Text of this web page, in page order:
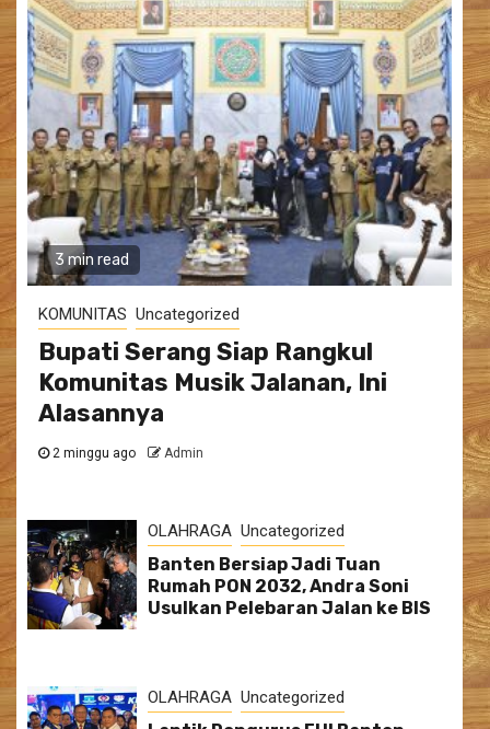
3 min read
KOMUNITAS Uncategorized
Bupati Serang Siap Rangkul
Komunitas Musik Jalanan, Ini
Alasannya
2 minggu ago Admin
OLAHRAGA Uncategorized
Banten Bersiap Jadi Tuan
Rumah PON 2032, Andra Soni
Usulkan Pelebaran Jalan ke BIS
OLAHRAGA Uncategorized